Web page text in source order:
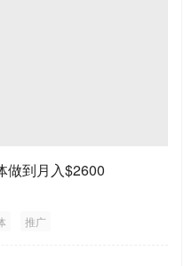
做到月入$2600
推广